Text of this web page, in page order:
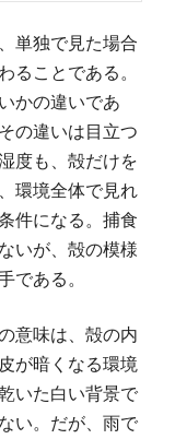
単独で見た場合
ることである。
かの違いであ
の違いは目立つ
度も、殻だけを
環境全体で見れ
件になる。捕食
いが、殻の模様
である。
意味は、殻の内
が暗くなる環境
いた白い背景で
い。だが、雨で